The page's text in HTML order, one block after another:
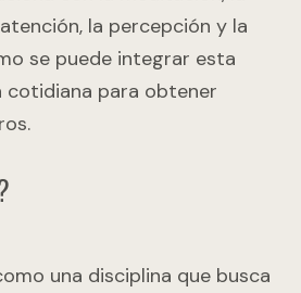
la percepción y la
se puede integrar esta
cotidiana para obtener
una disciplina que busca